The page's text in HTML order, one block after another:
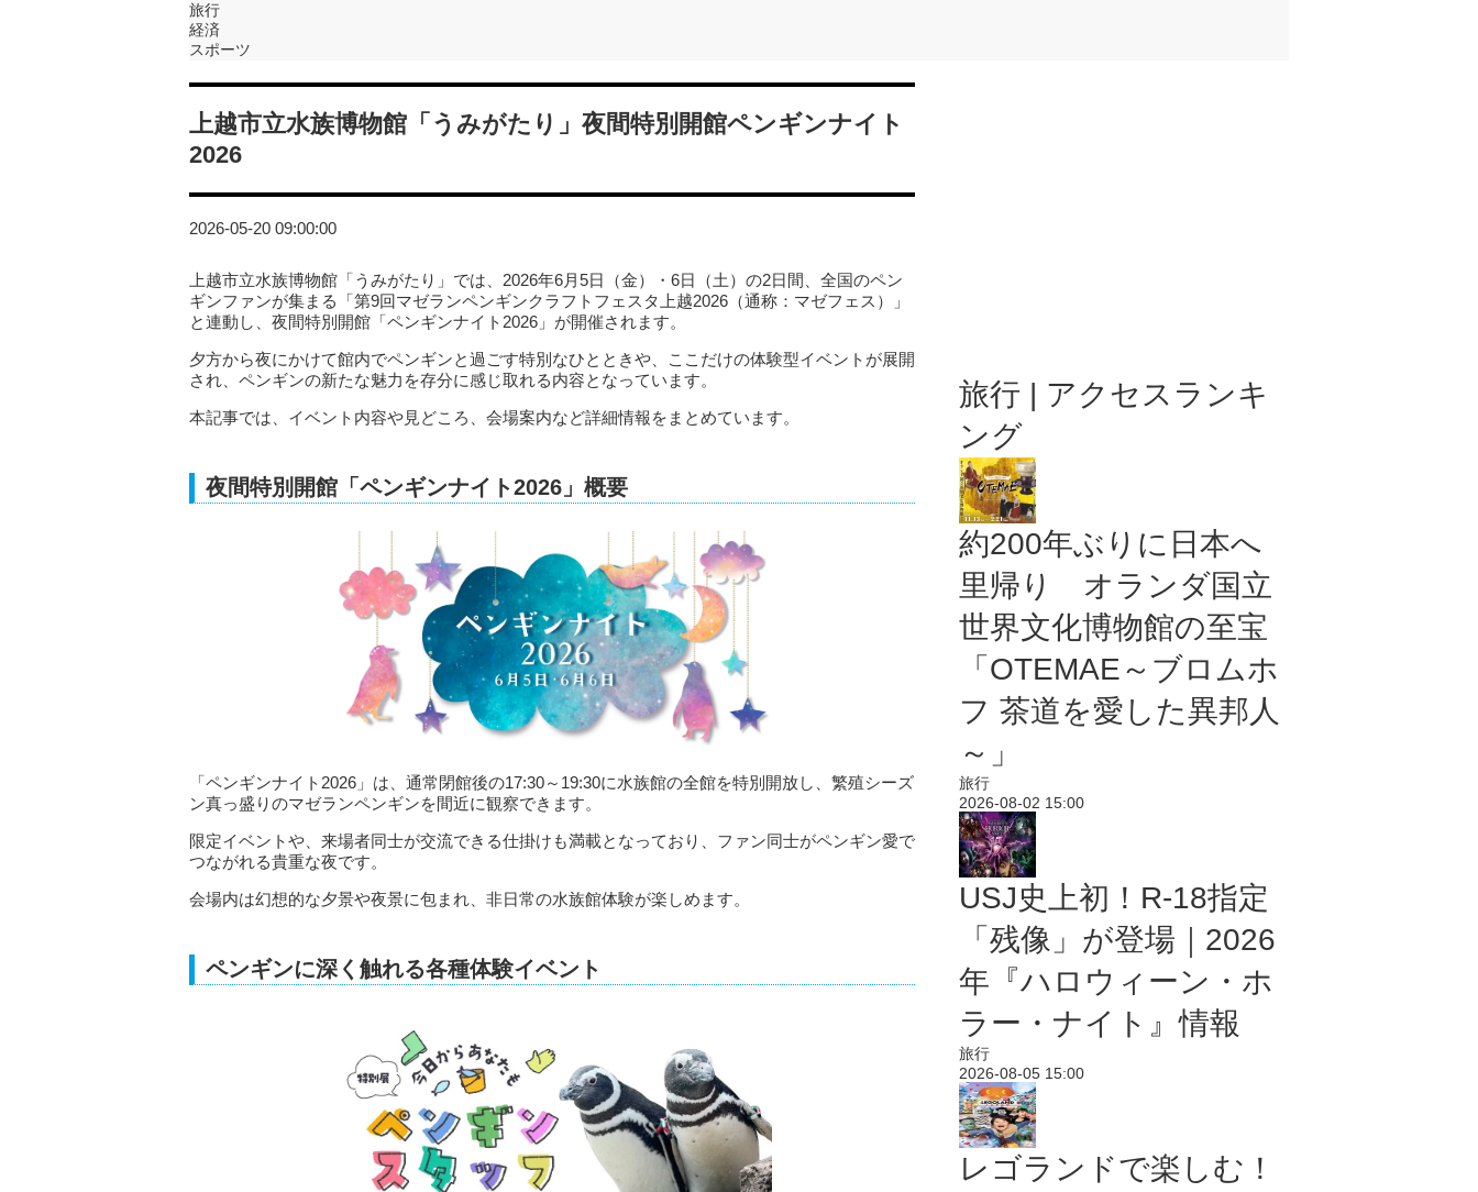
旅行
経済
スポーツ
上越市立水族博物館「うみがたり」夜間特別開館ペンギンナイト
2026
2026-05-20 09:00:00
上越市立水族博物館「うみがたり」では、2026年6月5日（金）・6日（土）の2日間、全国のペン
ギンファンが集まる「第9回マゼランペンギンクラフトフェスタ上越2026（通称：マゼフェス）」
と連動し、夜間特別開館「ペンギンナイト2026」が開催されます。
夕方から夜にかけて館内でペンギンと過ごす特別なひとときや、ここだけの体験型イベントが展開
され、ペンギンの新たな魅力を存分に感じ取れる内容となっています。
本記事では、イベント内容や見どころ、会場案内など詳細情報をまとめています。
夜間特別開館「ペンギンナイト2026」概要
「ペンギンナイト2026」は、通常閉館後の17:30～19:30に水族館の全館を特別開放し、繁殖シーズ
ン真っ盛りのマゼランペンギンを間近に観察できます。
限定イベントや、来場者同士が交流できる仕掛けも満載となっており、ファン同士がペンギン愛で
つながれる貴重な夜です。
会場内は幻想的な夕景や夜景に包まれ、非日常の水族館体験が楽しめます。
ペンギンに深く触れる各種体験イベント
旅行 | アクセスランキ
ング
約200年ぶりに日本へ
里帰り オランダ国立
世界文化博物館の至宝
「OTEMAE～ブロムホ
フ 茶道を愛した異邦人
～」
旅行
2026-08-02 15:00
USJ史上初！R-18指定
「残像」が登場｜2026
年『ハロウィーン・ホ
ラー・ナイト』情報
旅行
2026-08-05 15:00
レゴランドで楽しむ！